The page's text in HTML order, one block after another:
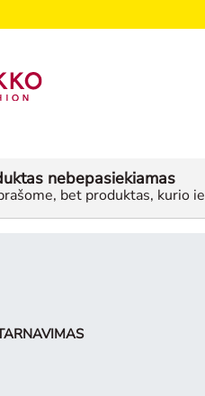
nebepasiekiamas
bet produktas, kurio